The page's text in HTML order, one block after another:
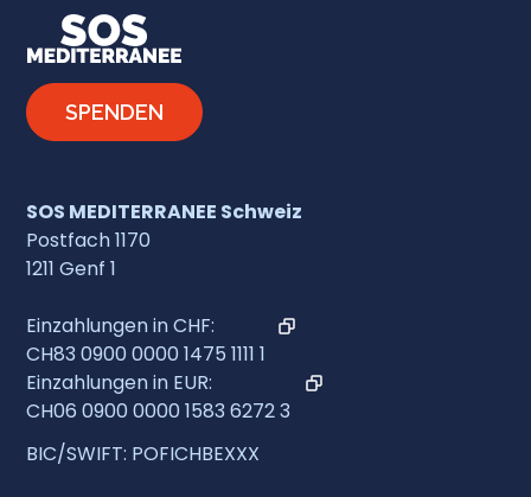
SPENDEN
SOS MEDITERRANEE Schweiz
Postfach 1170
1211 Genf 1
Einzahlungen in CHF:
CH83 0900 0000 1475 1111 1
Einzahlungen in EUR:
CH06 0900 0000 1583 6272 3
BIC/SWIFT: POFICHBEXXX